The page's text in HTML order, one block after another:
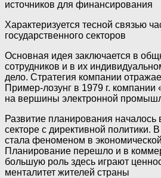
источников для финансирования
Характеризуется тесной связью
государственного секторов
Основная идея заключается в
сотрудников и в их
дело. Стратегия компании
Пример-лозунг в 1979 г.
на вершины электронной
Развитие планирования началось
секторе с директивной политики.
стала феноменом в
Планирование перешло и в
большую роль здесь играют
менталитет жителей страны